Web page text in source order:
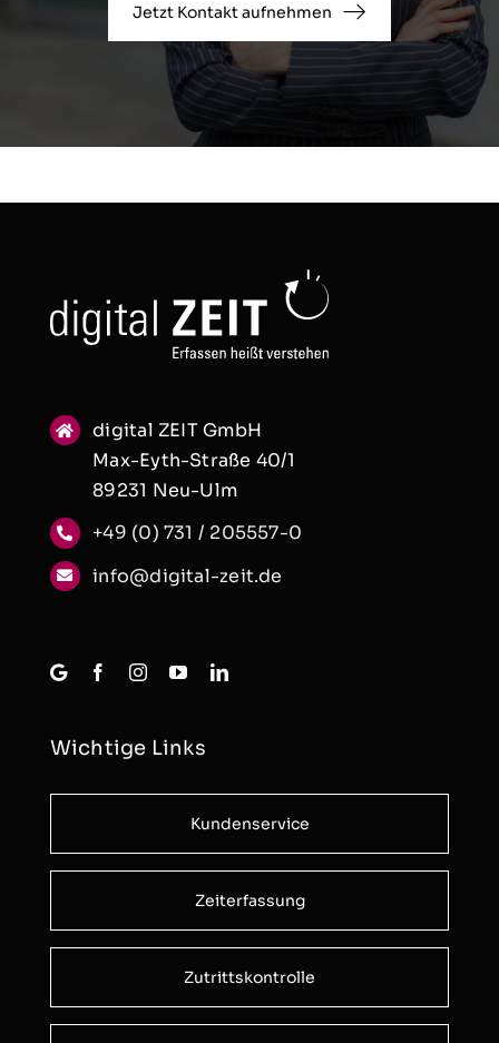
Jetzt Kontakt aufnehmen
digital ZEIT GmbH
Max-Eyth-Straße 40/1
89231 Neu-Ulm
+49 (0) 731 / 205557-0
info@digital-zeit.de
Wichtige Links
Kundenservice
Zeiterfassung
Zutrittskontrolle